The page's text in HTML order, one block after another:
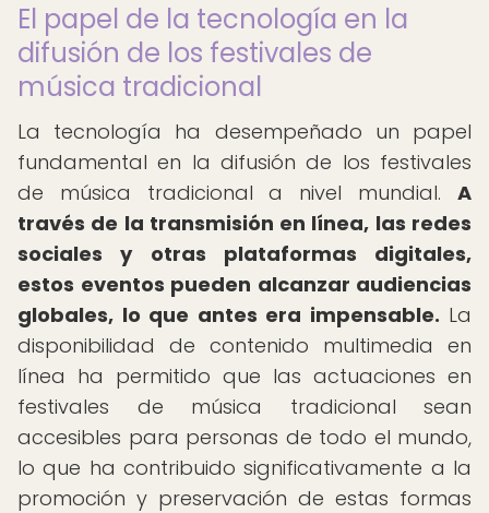
El papel de la tecnología en la
difusión de los festivales de
música tradicional
La tecnología ha desempeñado un papel
fundamental en la difusión de los festivales
de música tradicional a nivel mundial. A
través de la transmisión en línea, las redes
sociales y otras plataformas digitales,
estos eventos pueden alcanzar audiencias
globales, lo que antes era impensable. La
disponibilidad de contenido multimedia en
línea ha permitido que las actuaciones en
festivales de música tradicional sean
accesibles para personas de todo el mundo,
lo que ha contribuido significativamente a la
promoción y preservación de estas formas